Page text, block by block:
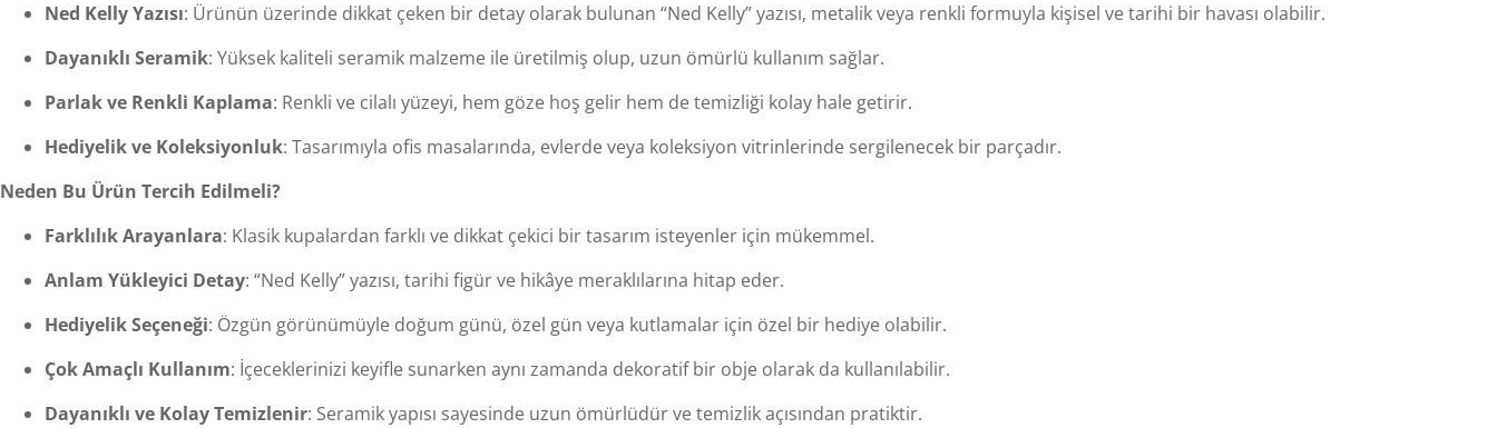
Ned Kelly Yazısı: Ürünün üzerinde dikkat çeken bir detay olarak bulunan “Ned Kelly” yazısı, metalik veya renkli formuyla kişisel ve tarihi bir havası olabilir.
Dayanıklı Seramik: Yüksek kaliteli seramik malzeme ile üretilmiş olup, uzun ömürlü kullanım sağlar.
Parlak ve Renkli Kaplama: Renkli ve cilalı yüzeyi, hem göze hoş gelir hem de temizliği kolay hale getirir.
Hediyelik ve Koleksiyonluk: Tasarımıyla ofis masalarında, evlerde veya koleksiyon vitrinlerinde sergilenecek bir parçadır.
Neden Bu Ürün Tercih Edilmeli?
Farklılık Arayanlara: Klasik kupalardan farklı ve dikkat çekici bir tasarım isteyenler için mükemmel.
Anlam Yükleyici Detay: “Ned Kelly” yazısı, tarihi figür ve hikâye meraklılarına hitap eder.
Hediyelik Seçeneği: Özgün görünümüyle doğum günü, özel gün veya kutlamalar için özel bir hediye olabilir.
Çok Amaçlı Kullanım: İçeceklerinizi keyifle sunarken aynı zamanda dekoratif bir obje olarak da kullanılabilir.
Dayanıklı ve Kolay Temizlenir: Seramik yapısı sayesinde uzun ömürlüdür ve temizlik açısından pratiktir.